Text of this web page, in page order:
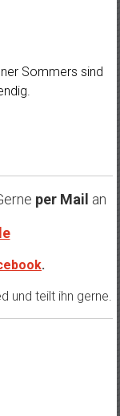
Sommers sind
per Mail an
.
und teilt ihn gerne.